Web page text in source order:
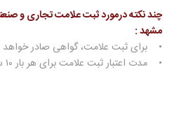
مشهد:
• برای ثبت علامت، گواهی صادر
• مدت اعتبار ثبت علامت برای هر بار ۱۰ سال است.